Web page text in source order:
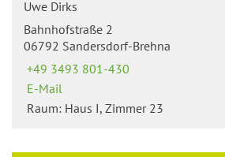
Uwe Dirks
Bahnhofstraße 2
06792 Sandersdorf-Brehna
+49 3493 801-430
E-Mail
Raum: Haus I, Zimmer 23